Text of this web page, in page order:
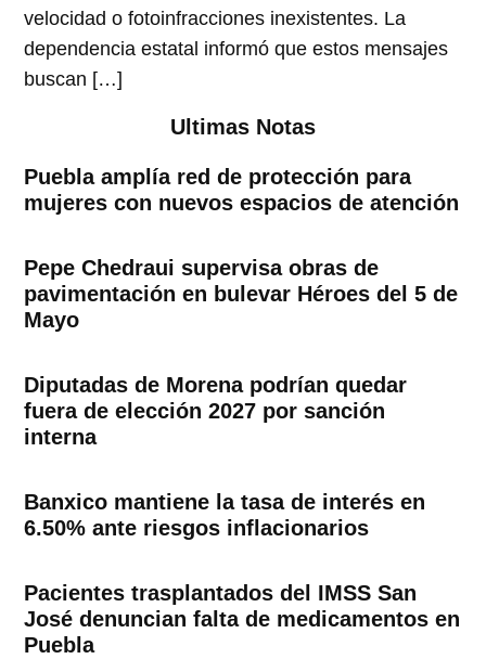
velocidad o fotoinfracciones inexistentes. La
dependencia estatal informó que estos mensajes
buscan […]
Ultimas Notas
Puebla amplía red de protección para
mujeres con nuevos espacios de atención
Pepe Chedraui supervisa obras de
pavimentación en bulevar Héroes del 5 de
Mayo
Diputadas de Morena podrían quedar
fuera de elección 2027 por sanción
interna
Banxico mantiene la tasa de interés en
6.50% ante riesgos inflacionarios
Pacientes trasplantados del IMSS San
José denuncian falta de medicamentos en
Puebla